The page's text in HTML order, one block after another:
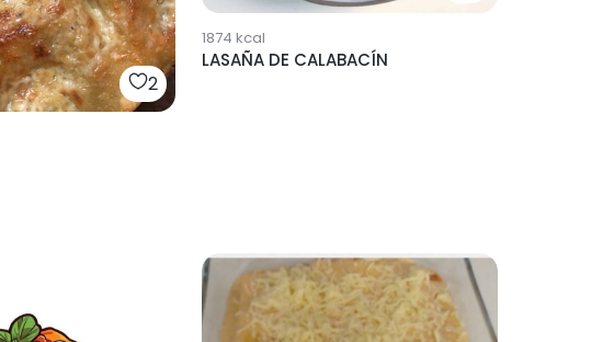
2
1874 kcal
LASAÑA DE CALABACÍN